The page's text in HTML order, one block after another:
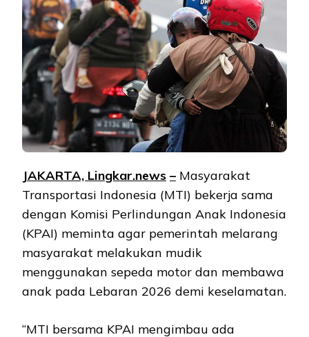
JAKARTA, Lingkar.news – Masyarakat
Transportasi Indonesia (MTI) bekerja sama
dengan Komisi Perlindungan Anak Indonesia
(KPAI) meminta agar pemerintah melarang
masyarakat melakukan mudik
menggunakan sepeda motor dan membawa
anak pada Lebaran 2026 demi keselamatan.
“MTI bersama KPAI mengimbau ada